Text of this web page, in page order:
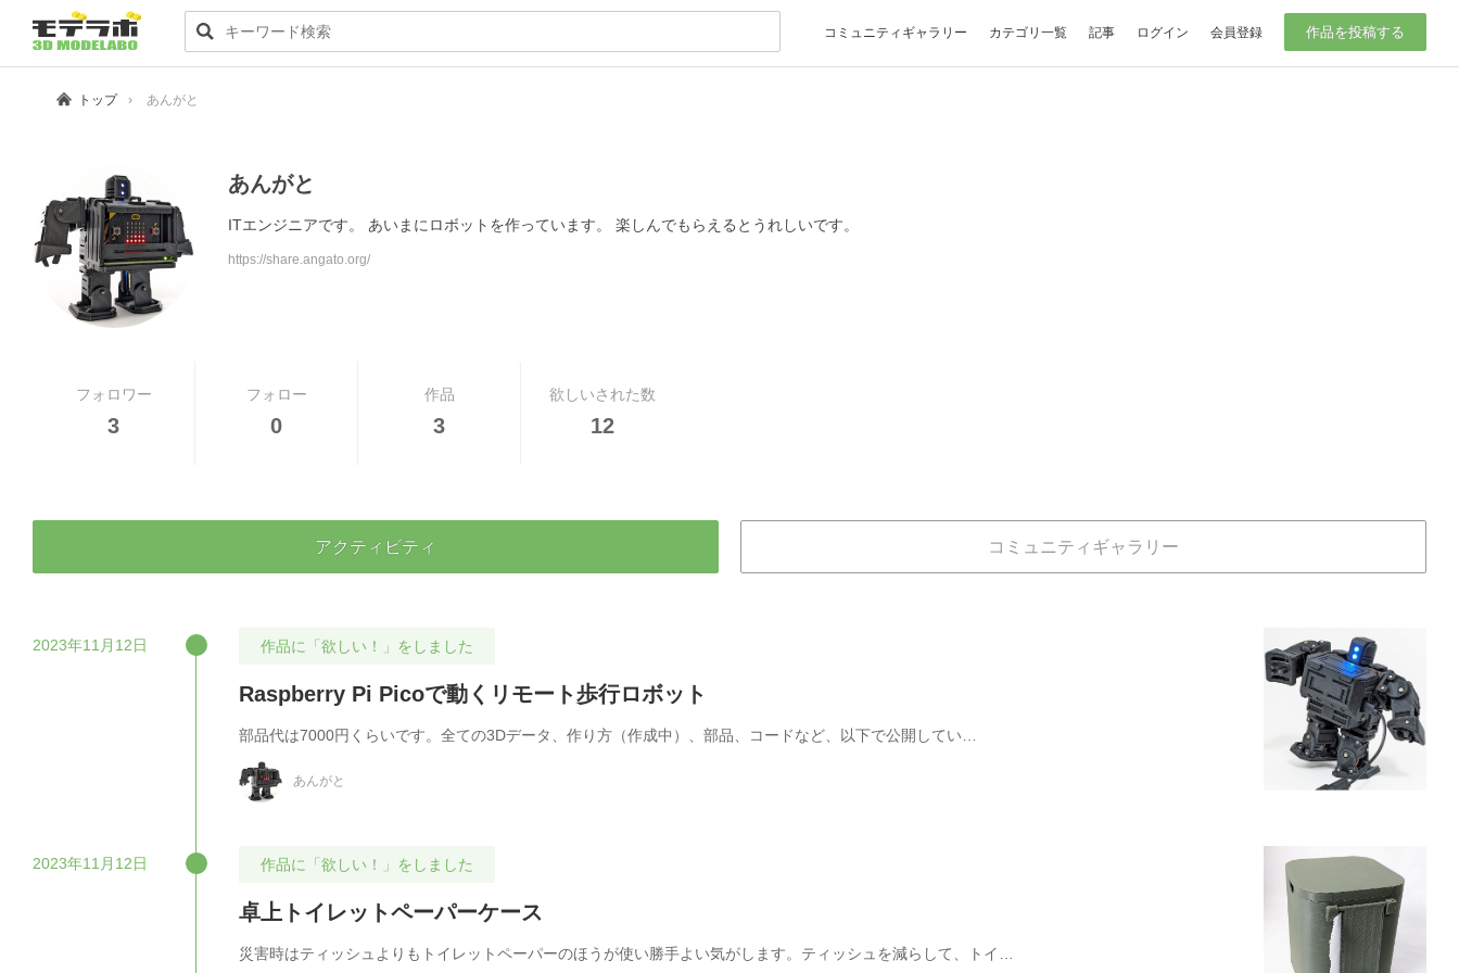
コミュニティギャラリー カテゴリ一覧 記事 ログイン 会員登録 作品を投稿する
トップ あんがと
あんがと
ITエンジニアです。 あいまにロボットを作っています。 楽しんでもらえるとうれしいです。
https://share.angato.org/
フォロワー
3
フォロー
0
作品
3
欲しいされた数
12
アクティビティ コミュニティギャラリー
2023年11月12日 作品に「欲しい！」をしました
Raspberry Pi Picoで動くリモート歩行ロボット
部品代は7000円くらいです。全ての3Dデータ、作り方（作成中）、部品、コードなど、以下で公開してい…
あんがと
2023年11月12日 作品に「欲しい！」をしました
卓上トイレットペーパーケース
災害時はティッシュよりもトイレットペーパーのほうが使い勝手よい気がします。ティッシュを減らして、トイ…